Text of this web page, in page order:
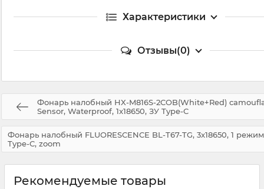
Характеристики
Отзывы(0)
Фонарь налобный HX-M816S-2COB(White+Red)
Sensor, Waterproof, 1x18650, ЗУ Type-C
Фонарь налобный FLUORESCENCE BL-T67-TG, 3x18650, 1
Type-C, zoom
Рекомендуемые товары